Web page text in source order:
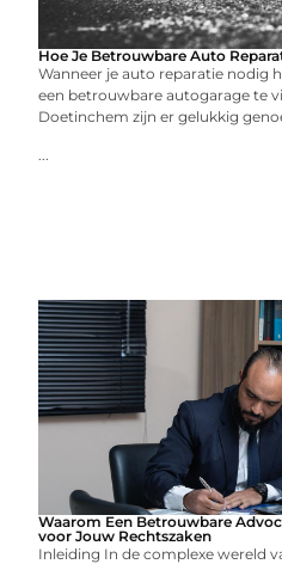
Hoe Je Betrouwbare Auto
Wanneer je auto reparatie nodig
een betrouwbare autogarage te
Doetinchem zijn er gelukkig
...
Waarom Een Betrouwbare
voor Jouw Rechtszaken
Inleiding In de complexe wereld